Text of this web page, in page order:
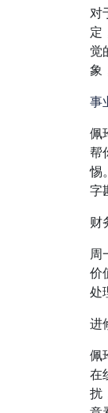
对
定
觉
象
事
佩
帮
惕
字
财
周
价
处
进
佩
在
扰